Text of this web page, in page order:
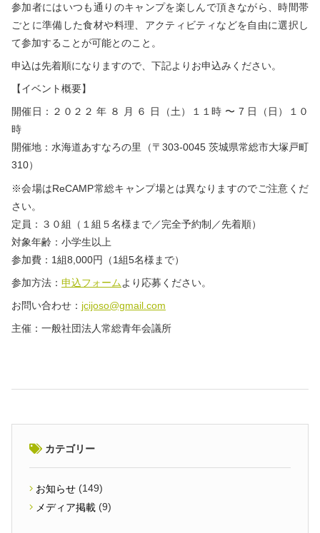
参加者にはいつも通りのキャンプを楽しんで頂きながら、時間帯
ごとに準備した食材や料理、アクティビティなどを自由に選択し
て参加することが可能とのこと。
申込は先着順になりますので、下記よりお申込みください。
【イベント概要】
開催日：２０２２ 年 ８ 月 ６ 日（土）１１時 〜 7 日（日）１０
時
開催地：水海道あすなろの里（〒303-0045 茨城県常総市大塚戸町
310）
※会場はReCAMP常総キャンプ場とは異なりますのでご注意くだ
さい。
定員：３０組（１組５名様まで／完全予約制／先着順）
対象年齢：小学生以上
参加費：1組8,000円（1組5名様まで）
参加方法： 申込フォームより応募ください。
お問い合わせ： jcijoso@gmail.com
主催：一般社団法人常総青年会議所
カテゴリー
お知らせ (149)
メディア掲載 (9)